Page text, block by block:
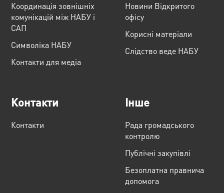
Координація зовнішніх
комунікацій між НАБУ і
САП
Cимволіка НАБУ
Контакти для медіа
Новини Відкритого
офісу
Корисні матеріали
Слідство веде НАБУ
Контакти
Контакти
Інше
Рада громадського
контролю
Публічні закупівлі
Безоплатна правнича
допомога